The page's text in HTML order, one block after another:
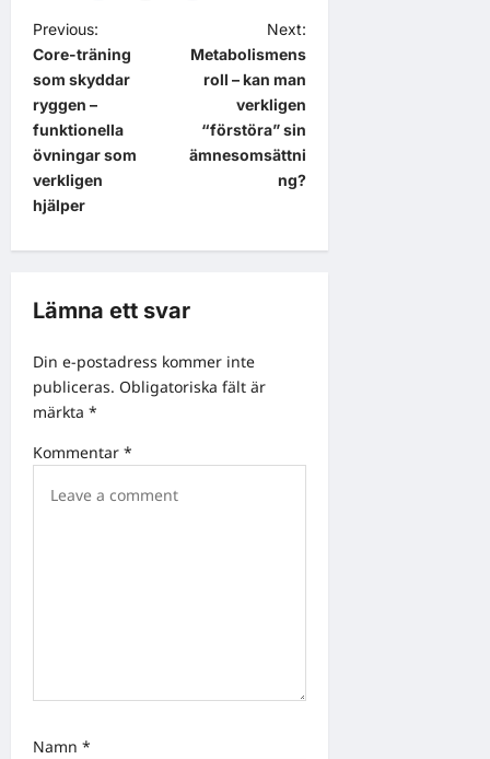
P
o
s
t
n
a
g
t
i
n
Previous:
Core-träning
som skyddar
ryggen –
funktionella
övningar som
verkligen
hjälper
Next:
Metabolismens
roll – kan man
verkligen
“förstöra” sin
ämnesomsättni
ng?
Lämna ett svar
Din e-postadress kommer inte
publiceras. Obligatoriska fält är
märkta *
Kommentar *
Namn *